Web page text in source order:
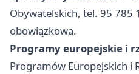
Obywatelskich, tel. 95 785
obowiązkowa.
Programy europejskie i
Programów Europejskich i